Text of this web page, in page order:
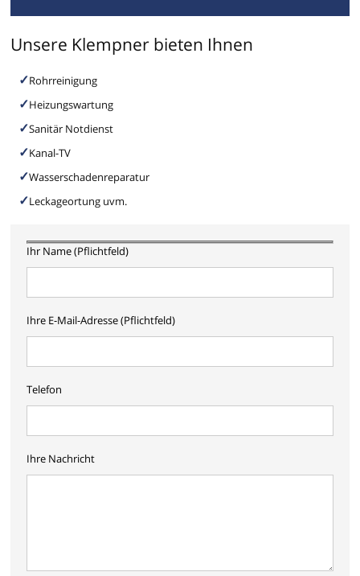
Unsere Klempner bieten Ihnen
Rohrreinigung
Heizungswartung
Sanitär Notdienst
Kanal-TV
Wasserschadenreparatur
Leckageortung uvm.
Ihr Name (Pflichtfeld)
Ihre E-Mail-Adresse (Pflichtfeld)
Telefon
Ihre Nachricht